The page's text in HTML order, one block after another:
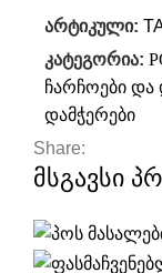
არტიკული:
კატეგორია:
ჩარჩოები და
დამჭერები
Share:
მსგავსი